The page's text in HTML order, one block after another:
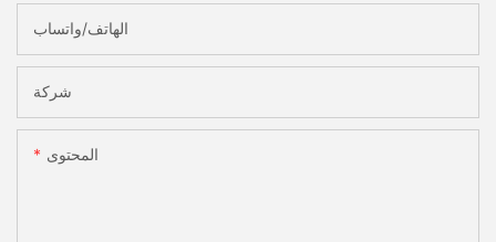
الهاتف/واتساب
شركة
المحتوى